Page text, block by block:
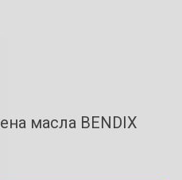
масла BENDIX